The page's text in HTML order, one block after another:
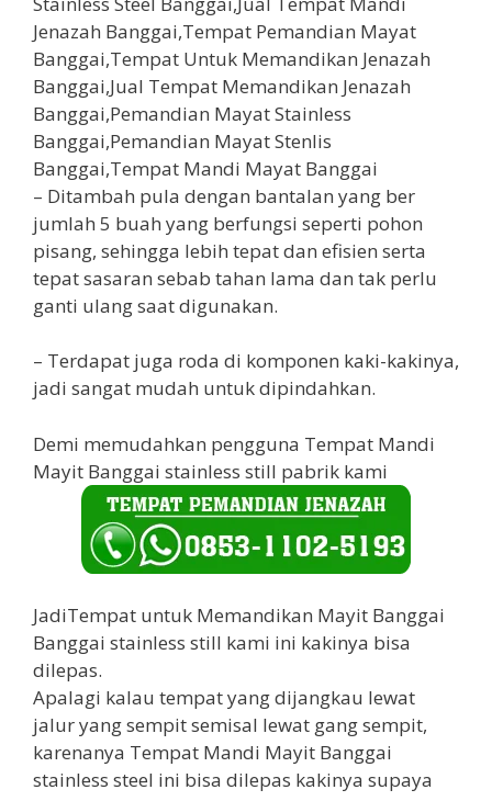
– Ditambah pula dengan bantalan yang ber
jumlah 5 buah yang berfungsi seperti pohon
pisang, sehingga lebih tepat dan efisien serta
tepat sasaran sebab tahan lama dan tak perlu
ganti ulang saat digunakan.
– Terdapat juga roda di komponen kaki-kakinya,
jadi sangat mudah untuk dipindahkan.
Demi memudahkan pengguna Tempat Mandi
Mayit Banggai stainless still pabrik kami
JadiTempat untuk Memandikan Mayit Banggai
Banggai stainless still kami ini kakinya bisa
dilepas.
Apalagi kalau tempat yang dijangkau lewat
jalur yang sempit semisal lewat gang sempit,
karenanya Tempat Mandi Mayit Banggai
stainless steel ini bisa dilepas kakinya supaya